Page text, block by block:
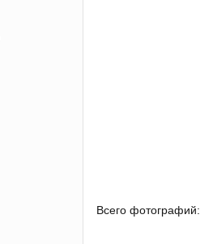
Всего фотографий: